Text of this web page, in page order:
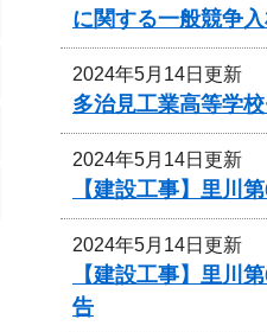
に関する一般競争
2024年5月14日更新
多治見工業高等学
2024年5月14日更新
【建設工事】里川
2024年5月14日更新
【建設工事】里川
告